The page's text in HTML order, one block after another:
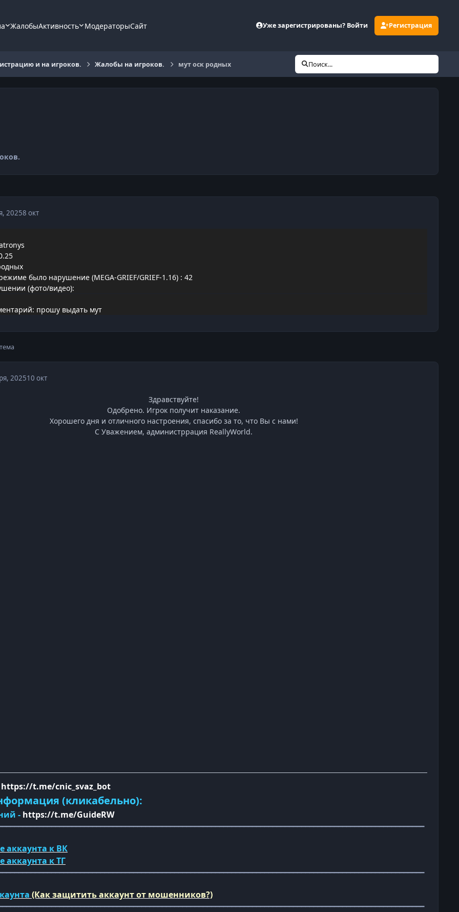
ЖалобыАктивность МодераторыСайт Уже зарегистрированы? Войти Регистрация
и на игроков. Жалобы на игроков. мут оск родных Поиск...
20258 окт
было нарушение (MEGA-GRIEF/GRIEF-1.16) : 42
(фото/видео):
прошу выдать мут
202510 окт
Здравствуйте!
Одобрено. Игрок получит наказание.
Хорошего дня и отличного настроения, спасибо за то, что Вы с нами!
С Уважением, администррация ReallyWorld.
https://t.me/cnic_svaz_bot
(кликабельно):
- https://t.me/GuideRW
аккаунта к ВК
аккаунта к ТГ
(Как защитить аккаунт от мошенников?)